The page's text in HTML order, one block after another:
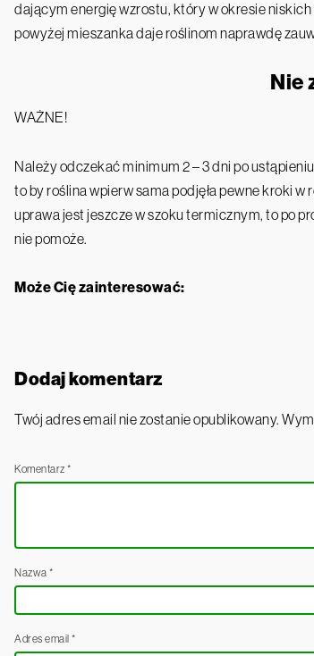
dającym energię wzrostu, który w okresie
powyżej mieszanka daje roślinom naprawdę
Nie
WAŻNE!
Należy odczekać minimum 2 – 3 dni po
to by roślina wpierw sama podjęła pewne kroki
uprawa jest jeszcze w szoku termicznym, to po
nie pomoże.
Może Cię zainteresować:
Dodaj komentarz
Twój adres email nie zostanie opublikowany.
Komentarz *
Nazwa *
Adres email *